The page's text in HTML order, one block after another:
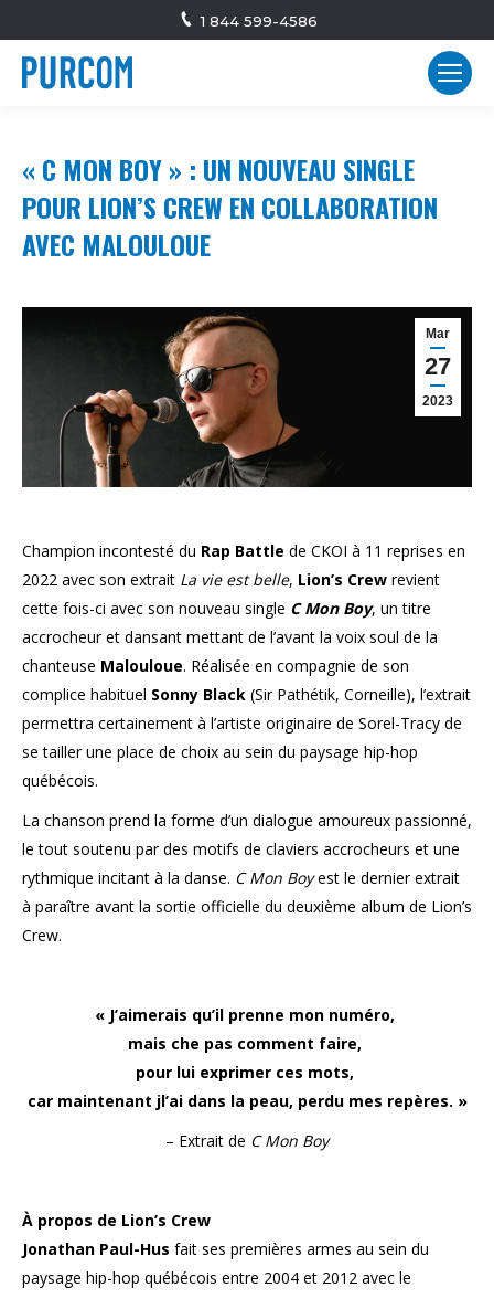
1 844 599-4586
« C MON BOY » : UN NOUVEAU SINGLE
POUR LION’S CREW EN COLLABORATION
AVEC MALOULOUE
Mar
27
2023
Champion incontesté du Rap Battle de CKOI à 11 reprises en
2022 avec son extrait La vie est belle, Lion’s Crew revient
cette fois-ci avec son nouveau single C Mon Boy, un titre
accrocheur et dansant mettant de l’avant la voix soul de la
chanteuse Malouloue. Réalisée en compagnie de son
complice habituel Sonny Black (Sir Pathétik, Corneille), l’extrait
permettra certainement à l’artiste originaire de Sorel-Tracy de
se tailler une place de choix au sein du paysage hip-hop
québécois.
La chanson prend la forme d’un dialogue amoureux passionné,
le tout soutenu par des motifs de claviers accrocheurs et une
rythmique incitant à la danse. C Mon Boyest le dernier extrait
à paraître avant la sortie officielle du deuxième album de Lion’s
Crew.
« J’aimerais qu’il prenne mon numéro,
mais che pas comment faire,
pour lui exprimer ces mots,
car maintenant jl’ai dans la peau, perdu mes repères. »
– Extrait de C Mon Boy
À propos de Lion’s Crew
Jonathan Paul-Hus fait ses premières armes au sein du
paysage hip-hop québécois entre 2004 et 2012 avec le